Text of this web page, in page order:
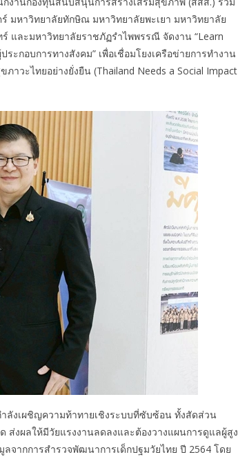
มหาวิทยาลัยทักษิณ มหาวิทยาลัยพะเยา มหาวิทยาลัย
และมหาวิทยาลัยราชภัฏรำไพพรรณี จัดงาน “Learn
ะกอบการทางสังคม” เพื่อเชื่อมโยงเครือข่ายการทำงาน
วะไทยอย่างยั่งยืน (Thailand Needs a Social Impact
ลังเผชิญความท้าทายเชิงระบบที่ซับซ้อน ทั้งสัดส่วน
ส่งผลให้มีวัยแรงงานลดลงและต้องวางแผนการดูแลผู้สูง
จากการสำรวจพัฒนาการเด็กปฐมวัยไทย ปี 2564 โดย